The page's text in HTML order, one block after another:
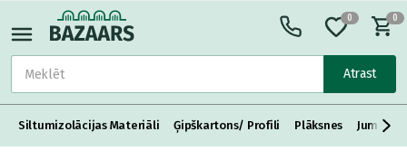
Atrast
0 0
Siltumizolācijas Materiāli Ģipškartons/ Profili Plāksnes Jumta